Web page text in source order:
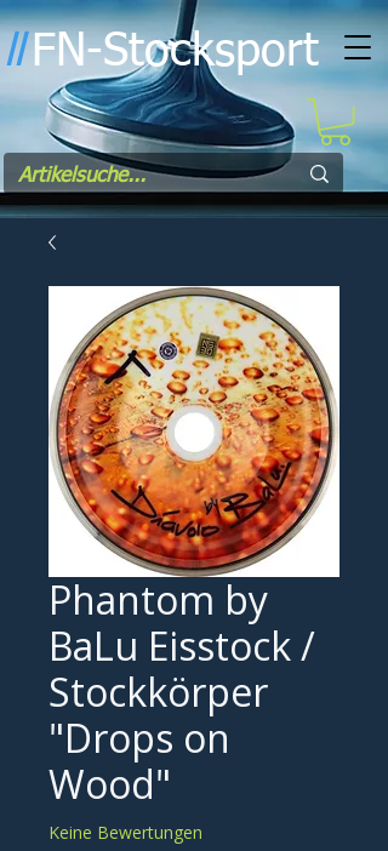
ll FN-Stocksport
Phantom by
BaLu Eisstock /
Stockkörper
"Drops on
Wood"
Keine Bewertungen